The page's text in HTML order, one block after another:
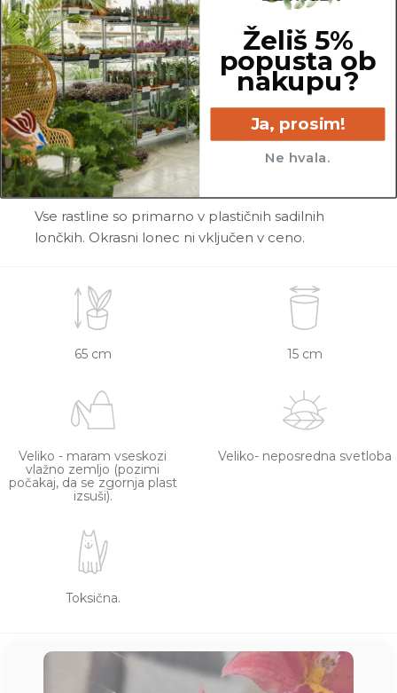
dejanske rastline, ki jo naročite. Ker je vsaka
rastlina unikatna, so možne manjše variacije. Med
prikazano in kupljeno rastlino so lahko manjše
razlike v velikosti, variegaciji, številu listov, vej,
cvetov, itd. …
Pred pošiljanjem vse rastline skrbno
pregledamo in zagotovimo, da gredo na pot
zdrave in čim bolj podobne izdelku na fotografiji.
Vse rastline so primarno v plastičnih sadilnih
lončkih. Okrasni lonec ni vključen v ceno.
65 cm 15 cm
Veliko - maram vseskozi
vlažno zemljo (pozimi
počakaj, da se zgornja plast
izsuši).
Veliko- neposredna svetloba
Toksična.
Želiš 5%
popusta ob
nakupu?
Ja, prosim!
Ne hvala.